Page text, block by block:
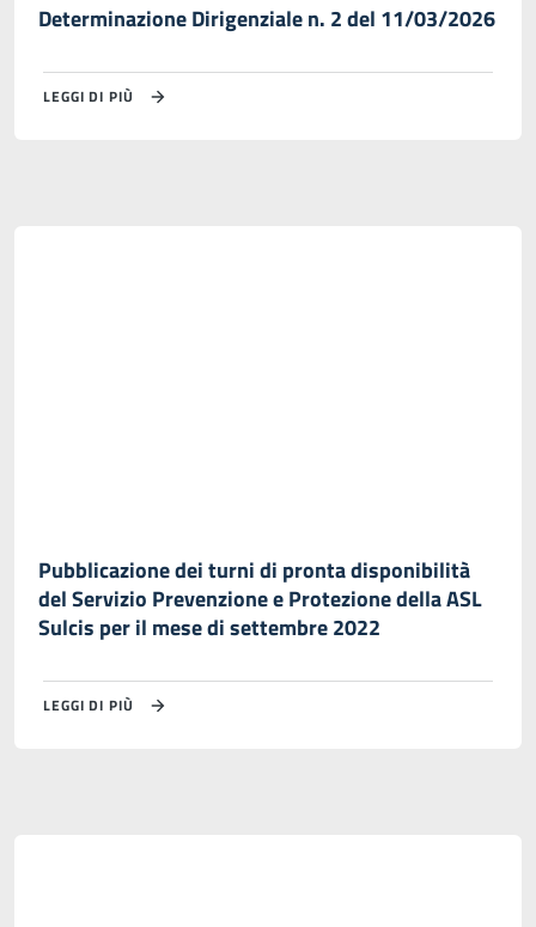
Determinazione Dirigenziale n. 2 del 11/03/2026
LEGGI DI PIÙ
Pubblicazione dei turni di pronta disponibilità
del Servizio Prevenzione e Protezione della ASL
Sulcis per il mese di settembre 2022
LEGGI DI PIÙ